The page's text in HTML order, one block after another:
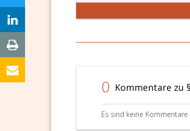
Absatz
2,),
diesem
die
ein
0 Kommentare zu
Es sind keine